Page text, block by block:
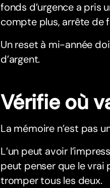
fonds d’urgence a pris
compte plus, arrête de
Un reset à mi-année
d’argent.
Vérifie où
La mémoire n’est pas
L’un peut avoir
peut penser que le vrai
tromper tous les deux.